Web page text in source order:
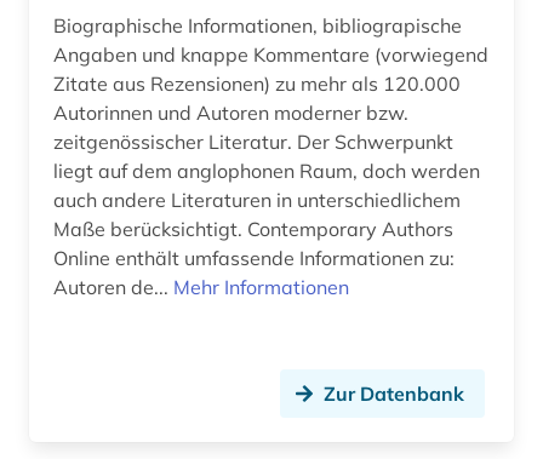
aktien (1)
aktienanalyse (5)
aktiengesellschaft (1)
aktieninformationen (4)
aktienkurse (1)
aktienmarkt (1)
Biographische Informationen, bibliograpische
Angaben und knappe Kommentare (vorwiegend
Zitate aus Rezensionen) zu mehr als 120.000
Autorinnen und Autoren moderner bzw.
zeitgenössischer Literatur. Der Schwerpunkt
liegt auf dem anglophonen Raum, doch werden
auch andere Literaturen in unterschiedlichem
Maße berücksichtigt. Contemporary Authors
Online enthält umfassende Informationen zu:
Autoren de... Mehr Informationen
Zur Datenbank